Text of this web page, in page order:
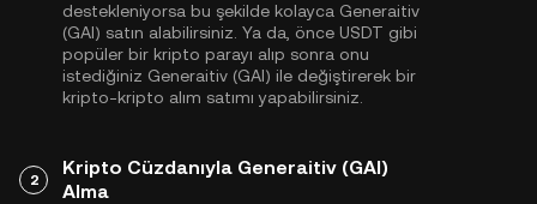
destekleniyorsa bu şekilde kolayca Generaitiv
(GAI) satın alabilirsiniz. Ya da, önce USDT gibi
popüler bir kripto parayı alıp sonra onu
istediğiniz Generaitiv (GAI) ile değiştirerek bir
kripto-kripto alım satımı yapabilirsiniz.
2
Kripto Cüzdanıyla Generaitiv (GAI)
Alma